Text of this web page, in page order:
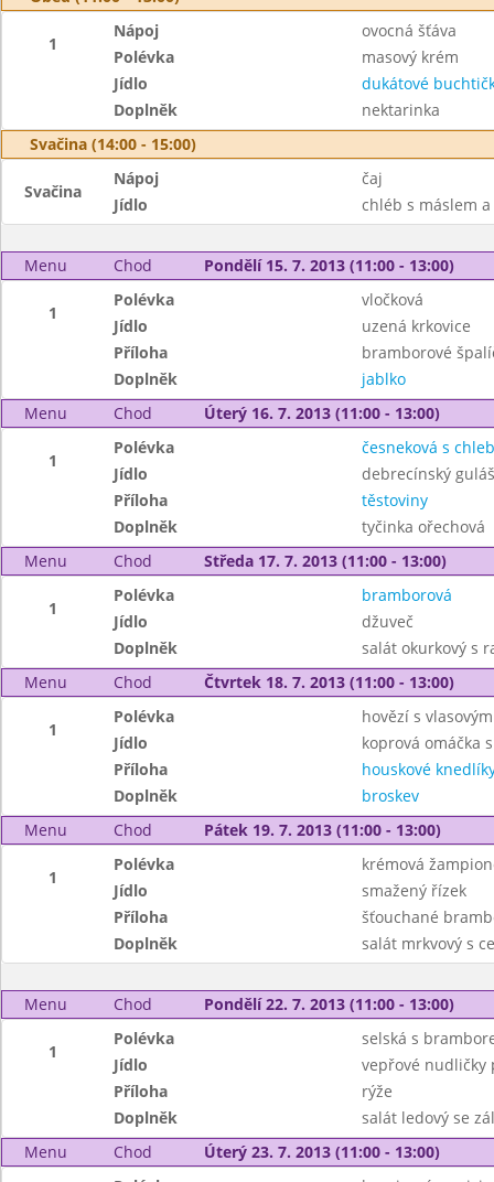
1
Nápoj
ovocná šťáva
Polévka
masový krém
Jídlo
dukátové
Doplněk
nektarinka
Svačina (14:00 - 15:00)
Svačina
Nápoj
čaj
Jídlo
chléb s máslem
Menu Chod Pondělí 15. 7. 2013 (11:00 - 13:00)
1
Polévka
vločková
Jídlo
uzená krkovice
Příloha
bramborové
Doplněk
jablko
Menu
Chod Úterý 16. 7. 2013 (11:00 - 13:00)
1
Polévka
česneková s
Jídlo
debrecínský guláš
Příloha
těstoviny
Doplněk
tyčinka ořechová
Menu
Chod Středa 17. 7. 2013 (11:00 - 13:00)
1
Polévka
bramborová
Jídlo
džuveč
Doplněk
salát okurkový s
Menu
Chod Čtvrtek 18. 7. 2013 (11:00 - 13:00)
1
Polévka
hovězí s
Jídlo
koprová omáčka
Příloha
houskové
Doplněk
broskev
Menu
Chod Pátek 19. 7. 2013 (11:00 - 13:00)
1
Polévka
krémová
Jídlo
smažený řízek
Příloha
šťouchané
Doplněk
salát mrkvový s
Menu Chod Pondělí 22. 7. 2013 (11:00 - 13:00)
1
Polévka
selská s
Jídlo
vepřové nudličky
Příloha
rýže
Doplněk
salát ledový se
Menu
Chod Úterý 23. 7. 2013 (11:00 - 13:00)